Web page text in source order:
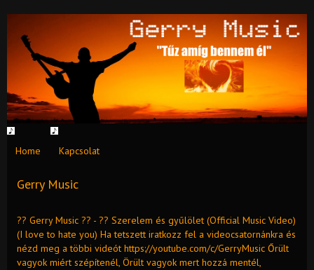
Home Kapcsolat
Gerry Music
?? Gerry Music ?? - ?? Szerelem és gyűlölet (Official Music Video)
(I love to hate you) Ha tetszett iratkozz fel a videocsatornánkra és
nézd meg a többi videót https://youtube.com/c/GerryMusic Őrült
vagyok miért szépítenél, Örült vagyok mert hozzá mentél,